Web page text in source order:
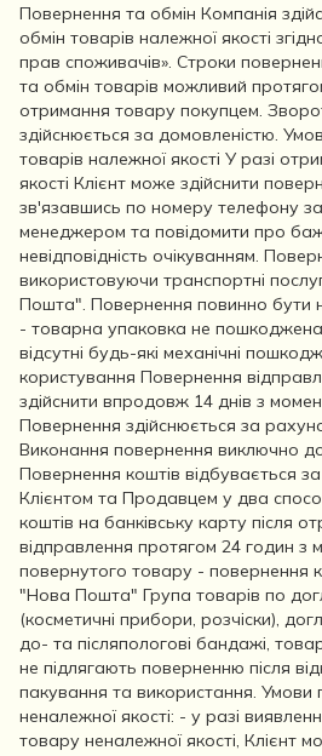
Повернення та обмін Компанія
обмін товарів належної якості
прав споживачів». Строки
та обмін товарів можливий
отримання товару покупцем.
здійснюється за домовленістю.
товарів належної якості У разі
якості Клієнт може здійснити
зв'язавшись по номеру телефону
менеджером та повідомити про
невідповідність очікуванням.
використовуючи транспортні
Пошта". Повернення повинно бути
- товарна упаковка не
відсутні будь-які механічні
користування Повернення
здійснити впродовж 14 днів з
Повернення здійснюється за
Виконання повернення виключно
Повернення коштів відбувається
Клієнтом та Продавцем у два
коштів на банківську карту після
відправлення протягом 24 годин з
повернутого товару - повернення
"Нова Пошта" Група товарів по
(косметичні прибори, розчіски),
до- та післяпологові бандажі,
не підлягають поверненню після
пакування та використання. Умови
неналежної якості: - у разі
товару неналежної якості, Клієнт